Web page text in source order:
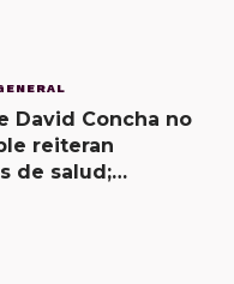
David Concha no
reiteran
de salud;